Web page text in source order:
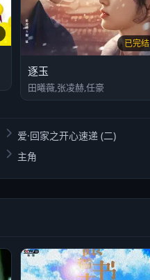
已完结
逐玉
田曦薇,张凌赫,任豪
爱·回家之开心速递 (二)
主角